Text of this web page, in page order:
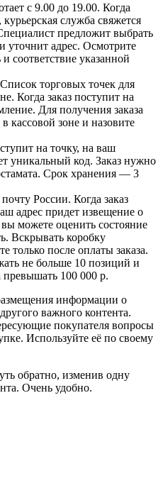
с 9.00 до 19.00. Когда
служба свяжется
предложит выбрать
уточнит адрес. Осмотрите
соответствие указанной
торговых точек для
Когда заказ поступит на
Для получения заказа
кассовой зоне и назовите
на точку, на ваш
уникальный код. Заказ нужно
Срок хранения — 3
России. Когда заказ
адрес придет извещение о
можете оценить состояние
Вскрывать коробку
только после оплаты заказа.
не больше 10 позиций и
превышать 100 000 р.
информации о
важного контента.
покупателя вопросы
Используйте её по своему
обратно, изменив одну
Очень удобно.